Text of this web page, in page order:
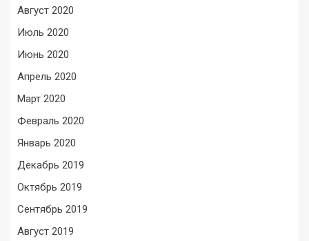
Август 2020
Июль 2020
Июнь 2020
Апрель 2020
Март 2020
Февраль 2020
Январь 2020
Декабрь 2019
Октябрь 2019
Сентябрь 2019
Август 2019